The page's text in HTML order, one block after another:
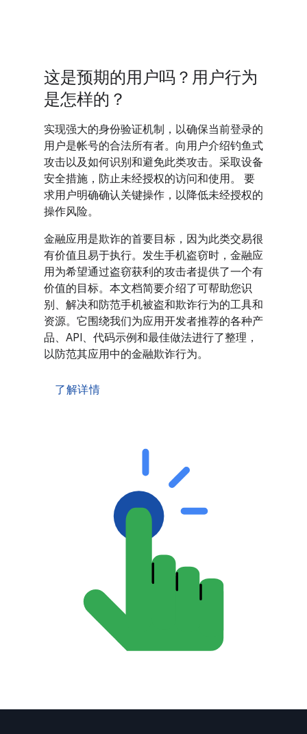
这是预期的用户吗？用户行为
是怎样的？
实现强大的身份验证机制，以确保当前登录的
用户是帐号的合法所有者。向用户介绍钓鱼式
攻击以及如何识别和避免此类攻击。采取设备
安全措施，防止未经授权的访问和使用。 要
求用户明确确认关键操作，以降低未经授权的
操作风险。
金融应用是欺诈的首要目标，因为此类交易很
有价值且易于执行。发生手机盗窃时，金融应
用为希望通过盗窃获利的攻击者提供了一个有
价值的目标。本文档简要介绍了可帮助您识
别、解决和防范手机被盗和欺诈行为的工具和
资源。它围绕我们为应用开发者推荐的各种产
品、API、代码示例和最佳做法进行了整理，
以防范其应用中的金融欺诈行为。
了解详情